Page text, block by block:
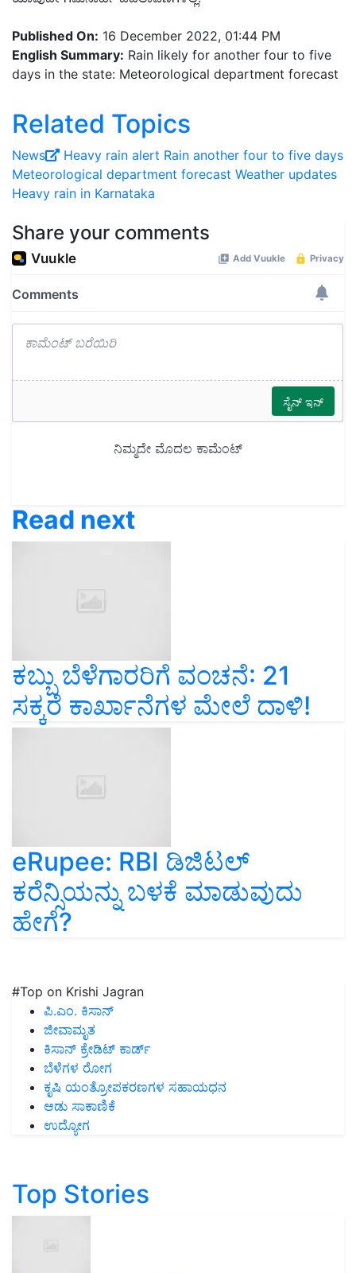
Published On: 16 December 2022, 01:44 PM
English Summary: Rain likely for another four to five
days in the state: Meteorological department forecast
Related Topics
News Heavy rain alert Rain another four to five days
Meteorological department forecast Weather updates
Heavy rain in Karnataka
Share your comments
Read next
ಕಬ್ಬು ಬೆಳೆಗಾರರಿಗೆ ವಂಚನೆ: 21
ಸಕ್ಕರೆ ಕಾರ್ಖಾನೆಗಳ ಮೇಲೆ ದಾಳಿ!
eRupee: RBI ಡಿಜಿಟಲ್‌
ಕರೆನ್ಸಿಯನ್ನು ಬಳಕೆ ಮಾಡುವುದು
ಹೇಗೆ?
#Top on Krishi Jagran
ಪಿ.ಎಂ. ಕಿಸಾನ್
ಜೀವಾಮೃತ
ಕಿಸಾನ್ ಕ್ರೇಡಿಟ್ ಕಾರ್ಡ್
ಬೆಳೆಗಳ ರೋಗ
ಕೃಷಿ ಯಂತ್ರೋಪಕರಣಗಳ ಸಹಾಯಧನ
ಆಡು ಸಾಕಾಣಿಕೆ
ಉದ್ಯೋಗ
Top Stories